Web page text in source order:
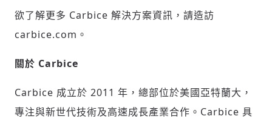
欲了解更多 Carbice 解決方案資訊，請造訪
carbice.com。
關於 Carbice
Carbice 成立於 2011 年，總部位於美國亞特蘭大，
專注與新世代技術及高速成長產業合作。Carbice 具